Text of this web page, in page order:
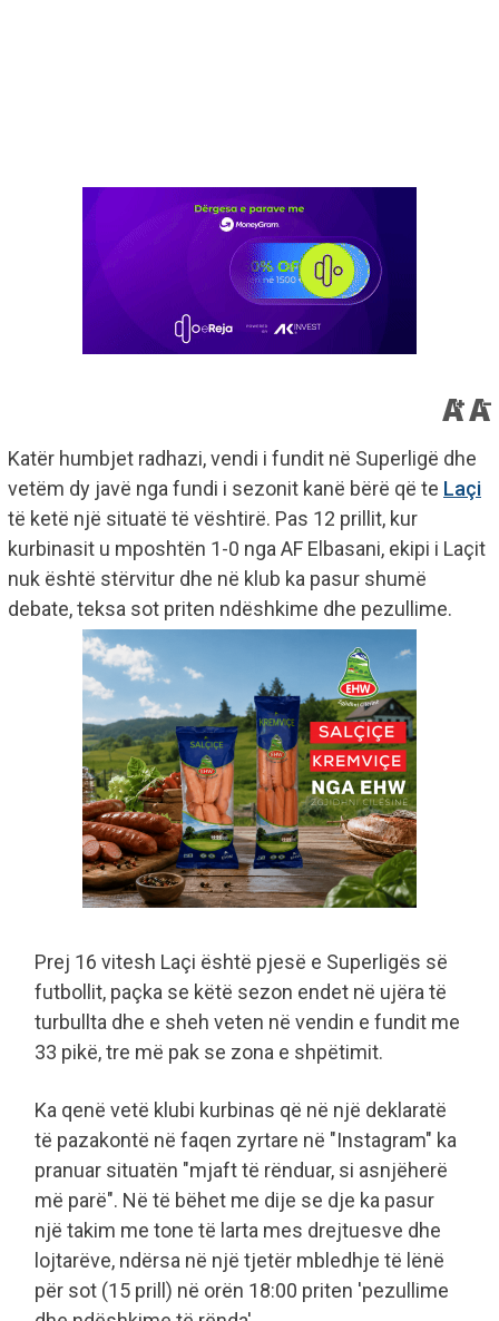
Katër humbjet radhazi, vendi i fundit në Superligë dhe
vetëm dy javë nga fundi i sezonit kanë bërë që te Laçi
të ketë një situatë të vështirë. Pas 12 prillit, kur
kurbinasit u mposhtën 1-0 nga AF Elbasani, ekipi i Laçit
nuk është stërvitur dhe në klub ka pasur shumë
debate, teksa sot priten ndëshkime dhe pezullime.
Prej 16 vitesh Laçi është pjesë e Superligës së
futbollit, paçka se këtë sezon endet në ujëra të
turbullta dhe e sheh veten në vendin e fundit me
33 pikë, tre më pak se zona e shpëtimit.
Ka qenë vetë klubi kurbinas që në një deklaratë
të pazakontë në faqen zyrtare në "Instagram" ka
pranuar situatën "mjaft të rënduar, si asnjëherë
më parë". Në të bëhet me dije se dje ka pasur
një takim me tone të larta mes drejtuesve dhe
lojtarëve, ndërsa në një tjetër mbledhje të lënë
për sot (15 prill) në orën 18:00 priten 'pezullime